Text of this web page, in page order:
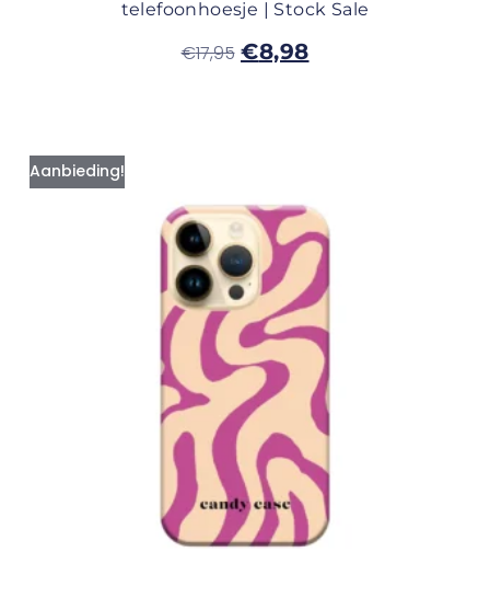
telefoonhoesje | Stock Sale
€17,95 €8,98
Aanbieding!